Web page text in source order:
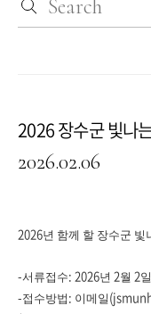
2026.02.06
2026 장수군 빛나
2026년 함께 할 장수군
-서류접수: 2026년 2월 2일
-접수방법 : 이메일